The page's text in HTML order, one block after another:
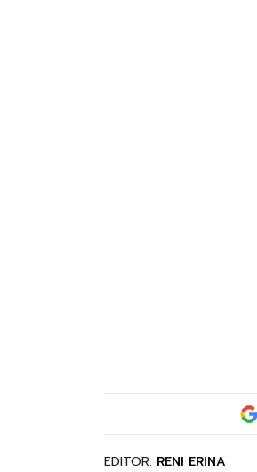
EDITOR: RENI ERINA